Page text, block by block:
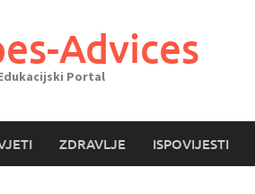
Advices
Portal
ZDRAVLJE ISPOVIJESTI